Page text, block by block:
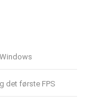
det første FPS